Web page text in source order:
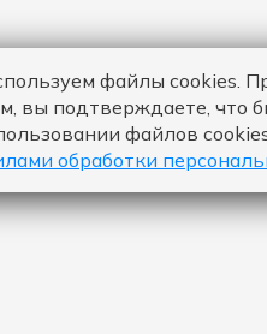
файлы cookies.
вы подтверждаете, что
файлов
обработки